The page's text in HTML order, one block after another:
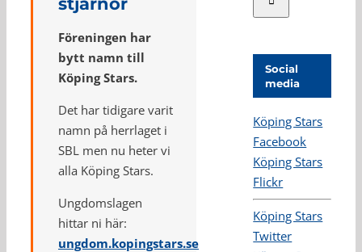
Föreningen har
bytt namn till
Köping Stars.
Det har tidigare varit
namn på herrlaget i
SBL men nu heter vi
alla Köping Stars.
Ungdomslagen
hittar ni här:
ungdom.kopingstars.se
Social
media
Köping Stars
Facebook
Köping Stars
Flickr
Köping Stars
Twitter